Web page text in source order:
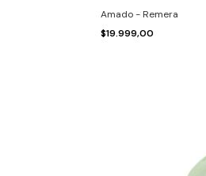
Amado - Remera
$19.999,00